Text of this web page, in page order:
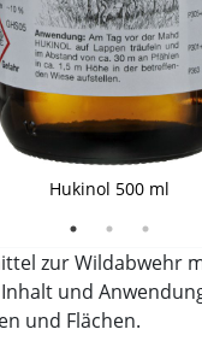
Hukinol 500 ml
Gefahrensymbol
zur Wildabwehr
und
und Flächen.